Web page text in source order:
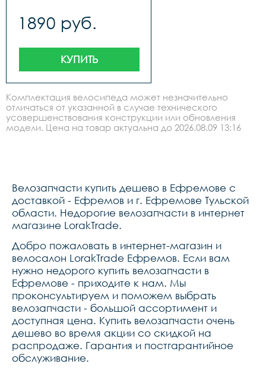
1890 руб.
КУПИТЬ
Комплектация велосипеда может незначительно
отличаться от указанной в случае технического
усовершенствования конструкции или обновления
модели. Цена на товар актуальна до 2026.08.09 13:16
Велозапчасти купить дешево в Ефремове с
доставкой - Ефремов и г. Ефремове Тульской
области. Недорогие велозапчасти в интернет
магазине LorakTrade.
Добро пожаловать в интернет-магазин и
велосалон LorakTrade Ефремов. Если вам
нужно недорого купить велозапчасти в
Ефремове - приходите к нам. Мы
проконсультируем и поможем выбрать
велозапчасти - большой ассортимент и
доступная цена. Купить велозапчасти очень
дешево во время акции со скидкой на
распродаже. Гарантия и постгарантийное
обслуживание.